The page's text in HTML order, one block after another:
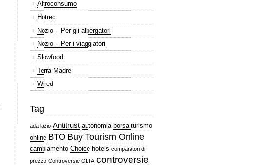
Altroconsumo
Hotrec
Nozio – Per gli albergatori
Nozio – Per i viaggiatori
Slowfood
Terra Madre
Wired
Tag
ada lazio Antitrust autonomia borsa turismo
online BTO Buy Tourism Online
cambiamento Choice hotels comparatori di
prezzo Controversie OLTA controversie